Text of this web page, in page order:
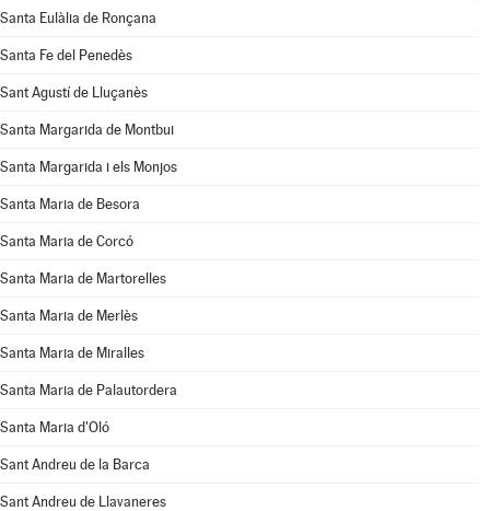
Santa Eulàlia de Ronçana
Santa Fe del Penedès
Sant Agustí de Lluçanès
Santa Margarida de Montbui
Santa Margarida i els Monjos
Santa Maria de Besora
Santa Maria de Corcó
Santa Maria de Martorelles
Santa Maria de Merlès
Santa Maria de Miralles
Santa Maria de Palautordera
Santa Maria d'Oló
Sant Andreu de la Barca
Sant Andreu de Llavaneres